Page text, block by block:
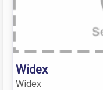
Widex
Widex